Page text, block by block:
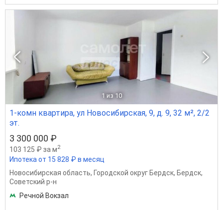
1 из 10
1-комн квартира, ул Новосибирская, 9, д. 9, 32 м², 2/2
эт.
3 300 000 ₽
103 125 ₽ за м2
Ипотека от 15 828 ₽ в месяц
Новосибирская область, Городской округ Бердск, Бердск,
Советский р-н
Речной Вокзал